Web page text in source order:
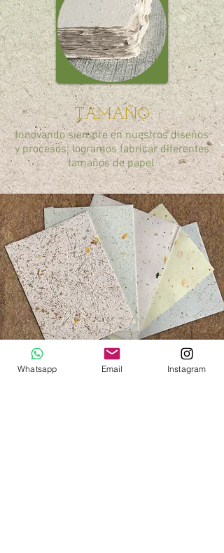
TAMAÑO
Innovando siempre en nuestros diseños
y procesos; logramos fabricar diferentes
tamaños de papel.
Whatsapp Email Instagram